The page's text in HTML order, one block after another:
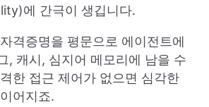
에 간극이 생깁니다.
격증명을 평문으로 에이전트에
, 캐시, 심지어 메모리에 남을 수
한 접근 제어가 없으면 심각한
어지죠.